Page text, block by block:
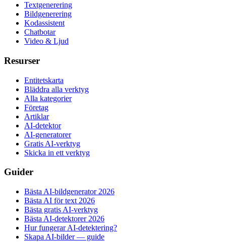
Textgenerering
Bildgenerering
Kodassistent
Chatbotar
Video & Ljud
Resurser
Entitetskarta
Bläddra alla verktyg
Alla kategorier
Företag
Artiklar
AI-detektor
AI-generatorer
Gratis AI-verktyg
Skicka in ett verktyg
Guider
Bästa AI-bildgenerator 2026
Bästa AI för text 2026
Bästa gratis AI-verktyg
Bästa AI-detektorer 2026
Hur fungerar AI-detektering?
Skapa AI-bilder — guide